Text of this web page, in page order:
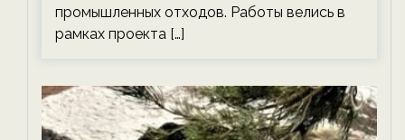
промышленных отходов. Работы велись в
рамках проекта […]